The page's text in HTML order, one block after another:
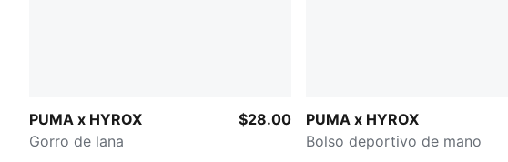
PUMA x HYROX
Gorro de lana
$28.00
PUMA x HYROX
Bolso deportivo de mano